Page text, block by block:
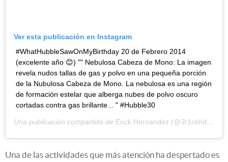
Ver esta publicación en Instagram
#WhatHubbleSawOnMyBirthday 20 de Febrero 2014
(excelente año 😊) "" Nebulosa Cabeza de Mono: La imagen
revela nudos tallas de gas y polvo en una pequeña porción
de la Nubulosa Cabeza de Mono. La nebulosa es una región
de formación estelar que alberga nubes de polvo oscuro
cortadas contra gas brillante... " #Hubble30
Una publicación compartida de Erick Hernandez (@3r1ckhdez) el
Una de las actividades que más atención ha despertado es